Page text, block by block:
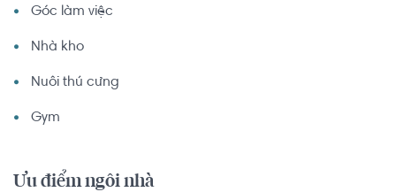
Góc làm việc
Nhà kho
Nuôi thú cưng
Gym
Ưu điểm ngôi nhà